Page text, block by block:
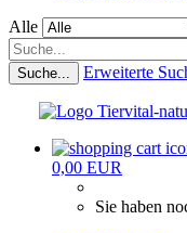
Alle
Suche... Erweiterte
0,00 EUR
Sie haben